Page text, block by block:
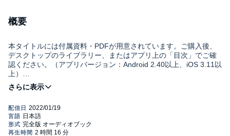
概要
本タイトルには付属資料・PDFが用意されています。ご購入後、
デスクトップのライブラリー、またはアプリ上の「目次」でご確
認ください。（アプリバージョン：Android 2.40以上、iOS 3.11以
上）
中国ではデジタル技術の開発と社会への実装が猛スピードで進ん
中で、重要な位置を占めたのがデジタル化の施策だった。行政サ
ービスのデジタル化はもちろん、「全国民のデジタル技能を引き
上げ、情報サービスのカバレッジを完全なものにする」とも明記
ージ分を電子化したものです。情報は底本編集当時のものです。
©東洋経済新報社 (P)2022 Audible, Inc.